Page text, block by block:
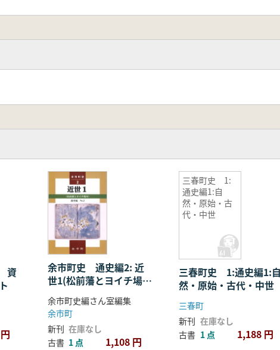
資
余市町史 通史編2: 近
世1(松前藩とヨイチ場
所)
余市町史編さん室編集
余市町
新刊 在庫なし
古書 1 点 1,108 円
三春町史 1:
通史編1:自
然・原始・古
代・中世
三春町史 1:通史編1:自
然・原始・古代・中世
三春町
新刊 在庫なし
古書 1 点 1,188 円